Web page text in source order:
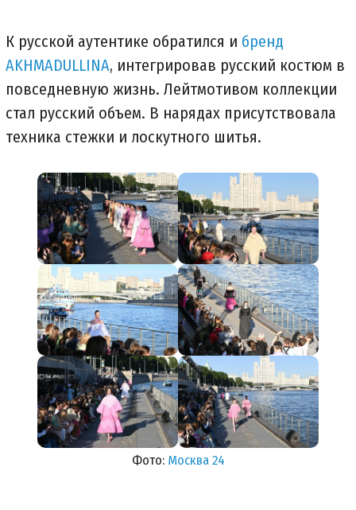
К русской аутентике обратился и бренд
AKHMADULLINA, интегрировав русский костюм в
повседневную жизнь. Лейтмотивом коллекции
стал русский объем. В нарядах присутствовала
техника стежки и лоскутного шитья.
Фото: Москва 24